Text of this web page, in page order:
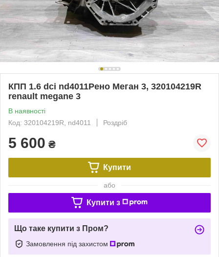
КПП 1.6 dci nd4011Рено Меган 3, 320104219R
renault megane 3
В наявності
Код: 320104219R, nd4011
Роздріб
5 600 ₴
Купити
або
Купити з
Що таке купити з Пром?
Замовлення під захистом